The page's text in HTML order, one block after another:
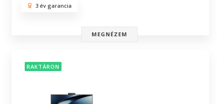
3 év garancia
MEGNÉZEM
RAKTÁRON